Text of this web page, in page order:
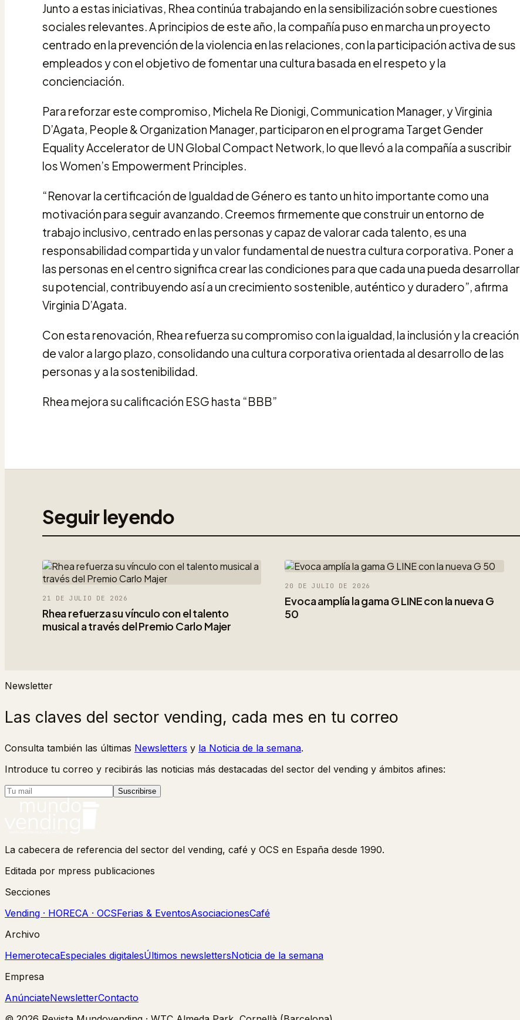
Junto a estas iniciativas, Rhea continúa trabajando en la sensibilización sobre cuestiones
sociales relevantes. A principios de este año, la compañía puso en marcha un proyecto
centrado en la prevención de la violencia en las relaciones, con la participación activa de sus
empleados y con el objetivo de fomentar una cultura basada en el respeto y la
concienciación.
Para reforzar este compromiso, Michela Re Dionigi, Communication Manager, y Virginia
D’Agata, People & Organization Manager, participaron en el programa Target Gender
Equality Accelerator de UN Global Compact Network, lo que llevó a la compañía a suscribir
los Women’s Empowerment Principles.
“Renovar la certificación de Igualdad de Género es tanto un hito importante como una
motivación para seguir avanzando. Creemos firmemente que construir un entorno de
trabajo inclusivo, centrado en las personas y capaz de valorar cada talento, es una
responsabilidad compartida y un valor fundamental de nuestra cultura corporativa. Poner a
las personas en el centro significa crear las condiciones para que cada una pueda desarrollar
su potencial, contribuyendo así a un crecimiento sostenible, auténtico y duradero”, afirma
Virginia D’Agata.
Con esta renovación, Rhea refuerza su compromiso con la igualdad, la inclusión y la creación
de valor a largo plazo, consolidando una cultura corporativa orientada al desarrollo de las
personas y a la sostenibilidad.
Rhea mejora su calificación ESG hasta “BBB”
Seguir leyendo
21 DE JULIO DE 2026
Rhea refuerza su vínculo con el talento
musical a través del Premio Carlo Majer
20 DE JULIO DE 2026
Evoca amplía la gama G LINE con la nueva G
50
Newsletter
Las claves del sector vending, cada mes en tu correo
Consulta también las últimas Newsletters y la Noticia de la semana.
Introduce tu correo y recibirás las noticias más destacadas del sector del vending y ámbitos afines:
Suscribirse
La cabecera de referencia del sector del vending, café y OCS en España desde 1990.
Editada por mpress publicaciones
Secciones
Vending · HORECA · OCSFerias & EventosAsociacionesCafé
Archivo
HemerotecaEspeciales digitalesÚltimos newslettersNoticia de la semana
Empresa
AnúnciateNewsletterContacto